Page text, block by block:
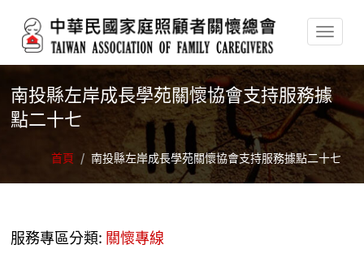
南投縣左岸成長學苑關懷協會支持服務據
點二十七
首頁 / 南投縣左岸成長學苑關懷協會支持服務據點二十七
服務專區分類: 關懷專線